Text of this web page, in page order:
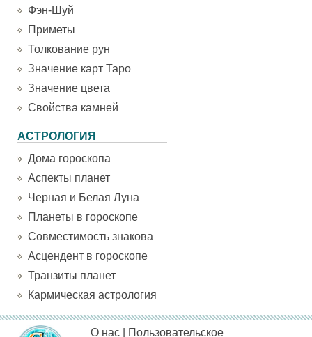
Фэн-Шуй
Приметы
Толкование рун
Значение карт Таро
Значение цвета
Свойства камней
АСТРОЛОГИЯ
Дома гороскопа
Аспекты планет
Черная и Белая Луна
Планеты в гороскопе
Совместимость знакова
Асцендент в гороскопе
Транзиты планет
Кармическая астрология
О нас| Пользовательское